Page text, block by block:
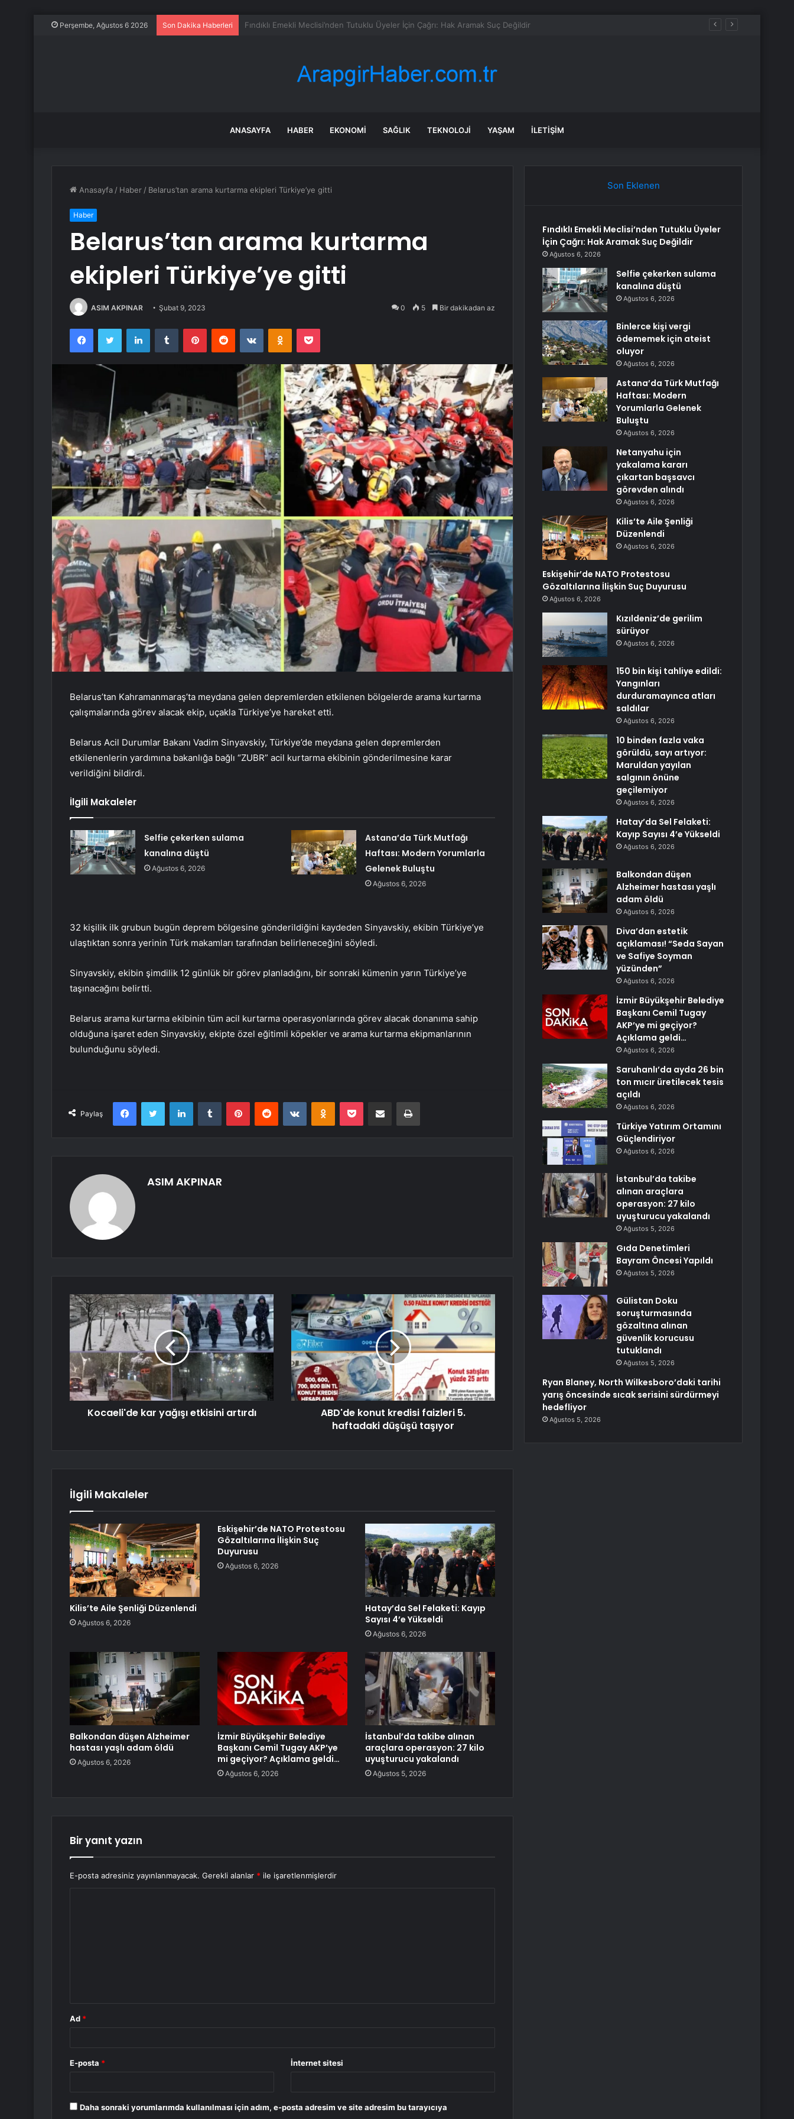
Perşembe, Ağustos 6 2026 Son Dakika Haberleri Selfie çekerken sulama kanalına düştü
ANASAYFA HABER EKONOMI SAĞLIK TEKNOLOJI YAŞAM İLETIŞIM
Anasayfa / Haber / Belarus’tan arama kurtarma ekipleri Türkiye’ye gitti
Haber
Belarus’tan arama kurtarma
ekipleri Türkiye’ye gitti
ASIM AKPINAR Şubat 9, 2023 0 5 Bir dakikadan az
FacebookTwitter LinkedInTumblr PinterestReddit VKontakteOdnoklassniki
Pocket
Belarus’tan Kahramanmaraş’ta meydana gelen depremlerden etkilenen bölgelerde arama kurtarma
çalışmalarında görev alacak ekip, uçakla Türkiye’ye hareket etti.
Belarus Acil Durumlar Bakanı Vadim Sinyavskiy, Türkiye’de meydana gelen depremlerden
etkilenenlerin yardımına bakanlığa bağlı “ZUBR” acil kurtarma ekibinin gönderilmesine karar
verildiğini bildirdi.
İlgili Makaleler
Selfie çekerken sulama
kanalına düştü
Ağustos 6, 2026
Astana’da Türk Mutfağı
Haftası: Modern Yorumlarla
Gelenek Buluştu
Ağustos 6, 2026
32 kişilik ilk grubun bugün deprem bölgesine gönderildiğini kaydeden Sinyavskiy, ekibin Türkiye’ye
ulaştıktan sonra yerinin Türk makamları tarafından belirleneceğini söyledi.
Sinyavskiy, ekibin şimdilik 12 günlük bir görev planladığını, bir sonraki kümenin yarın Türkiye’ye
taşınacağını belirtti.
Belarus arama kurtarma ekibinin tüm acil kurtarma operasyonlarında görev alacak donanıma sahip
olduğuna işaret eden Sinyavskiy, ekipte özel eğitimli köpekler ve arama kurtarma ekipmanlarının
bulunduğunu söyledi.
Paylaş
FacebookTwitter LinkedInTumblr PinterestReddit VKontakteOdnoklassniki
Pocket E-Posta ile paylaş Yazdır
ASIM AKPINAR
Kocaeli'de kar yağışı etkisini artırdı
ABD'de konut kredisi faizleri 5.
haftadaki düşüşü taşıyor
İlgili Makaleler
Kilis’te Aile Şenliği Düzenlendi
Ağustos 6, 2026
Eskişehir’de NATO Protestosu
Gözaltılarına İlişkin Suç
Duyurusu
Ağustos 6, 2026
Hatay’da Sel Felaketi: Kayıp
Sayısı 4’e Yükseldi
Ağustos 6, 2026
Balkondan düşen Alzheimer
hastası yaşlı adam öldü
Ağustos 6, 2026
İzmir Büyükşehir Belediye
Başkanı Cemil Tugay AKP’ye
mi geçiyor? Açıklama geldi…
Ağustos 6, 2026
İstanbul’da takibe alınan
araçlara operasyon: 27 kilo
uyuşturucu yakalandı
Ağustos 5, 2026
Bir yanıt yazın
E-posta adresiniz yayınlanmayacak. Gerekli alanlar * ile işaretlenmişlerdir
Ad *
E-posta * İnternet sitesi
Daha sonraki yorumlarımda kullanılması için adım, e-posta adresim ve site adresim bu tarayıcıya
Son Eklenen
Fındıklı Emekli Meclisi’nden Tutuklu Üyeler
İçin Çağrı: Hak Aramak Suç Değildir
Ağustos 6, 2026
Selfie çekerken sulama
kanalına düştü
Ağustos 6, 2026
Binlerce kişi vergi
ödememek için ateist
oluyor
Ağustos 6, 2026
Astana’da Türk Mutfağı
Haftası: Modern
Yorumlarla Gelenek
Buluştu
Ağustos 6, 2026
Netanyahu için
yakalama kararı
çıkartan başsavcı
görevden alındı
Ağustos 6, 2026
Kilis’te Aile Şenliği
Düzenlendi
Ağustos 6, 2026
Eskişehir’de NATO Protestosu
Gözaltılarına İlişkin Suç Duyurusu
Ağustos 6, 2026
Kızıldeniz’de gerilim
sürüyor
Ağustos 6, 2026
150 bin kişi tahliye edildi:
Yangınları
durduramayınca atları
saldılar
Ağustos 6, 2026
10 binden fazla vaka
görüldü, sayı artıyor:
Maruldan yayılan
salgının önüne
geçilemiyor
Ağustos 6, 2026
Hatay’da Sel Felaketi:
Kayıp Sayısı 4’e Yükseldi
Ağustos 6, 2026
Balkondan düşen
Alzheimer hastası yaşlı
adam öldü
Ağustos 6, 2026
Diva’dan estetik
açıklaması! “Seda Sayan
ve Safiye Soyman
yüzünden”
Ağustos 6, 2026
İzmir Büyükşehir Belediye
Başkanı Cemil Tugay
AKP’ye mi geçiyor?
Açıklama geldi…
Ağustos 6, 2026
Saruhanlı’da ayda 26 bin
ton mıcır üretilecek tesis
açıldı
Ağustos 6, 2026
Türkiye Yatırım Ortamını
Güçlendiriyor
Ağustos 6, 2026
İstanbul’da takibe
alınan araçlara
operasyon: 27 kilo
uyuşturucu yakalandı
Ağustos 5, 2026
Gıda Denetimleri
Bayram Öncesi Yapıldı
Ağustos 5, 2026
Gülistan Doku
soruşturmasında
gözaltına alınan
güvenlik korucusu
tutuklandı
Ağustos 5, 2026
Ryan Blaney, North Wilkesboro’daki tarihi
yarış öncesinde sıcak serisini sürdürmeyi
hedefliyor
Ağustos 5, 2026